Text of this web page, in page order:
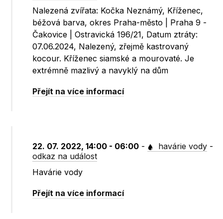
Nalezená zvířata: Kočka Neznámý, Kříženec,
béžová barva, okres Praha-město | Praha 9 -
Čakovice | Ostravická 196/21, Datum ztráty:
07.06.2024, Nalezený, zřejmě kastrovaný
kocour. Kříženec siamské a mourovaté. Je
extrémně mazlivý a navyklý na dům
Přejít na více informací
22. 07. 2022, 14:00 - 06:00 - havárie vody -
odkaz na událost
Havárie vody
Přejít na více informací